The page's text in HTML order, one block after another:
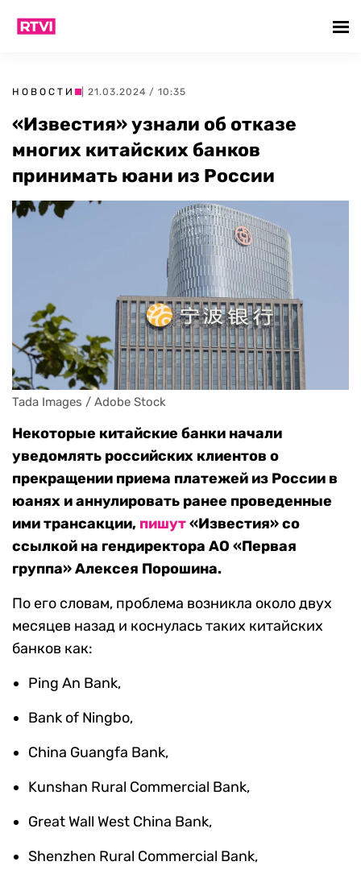
НОВОСТИ | 21.03.2024 / 10:35
«Известия» узнали об отказе
многих китайских банков
принимать юани из России
Tada Images / Adobe Stock
Некоторые китайские банки начали
уведомлять российских клиентов о
прекращении приема платежей из России в
юанях и аннулировать ранее проведенные
ими трансакции, пишут«Известия» со
ссылкой на гендиректора АО «Первая
группа» Алексея Порошина.
По его словам, проблема возникла около двух
месяцев назад и коснулась таких китайских
банков как:
Ping An Bаnk,
Bаnk of Ningbo,
Chinа Guаngfa Bаnk,
Kunshаn Rurаl Commercial Bаnk,
Greаt Wаll West Chinа Bаnk,
Shenzhen Rurаl Commerciаl Bаnk,